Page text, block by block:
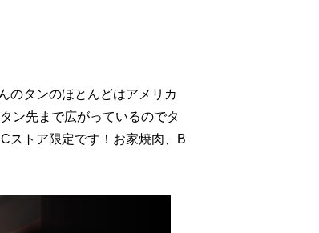
のタンのほとんどはアメリカ
ン先まで広がっているのでタ
ストア限定です！お家焼肉、B